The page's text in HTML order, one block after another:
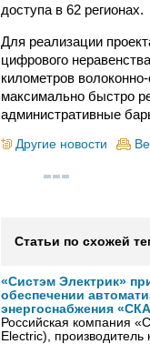
доступа в 62 регионах.
Для реализации
цифрового
километров
максимально быстро
административные
Другие новости
Статьи по схожей
«Систэм Электрик»
обеспечении
энергоснабжения
Российская компания
Electric),